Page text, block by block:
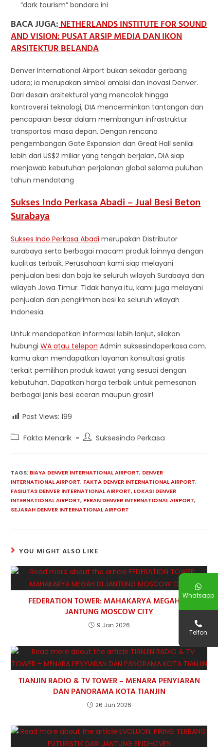
“dark tourism” bandara ini
BACA JUGA:NETHERLANDS INSTITUTE FOR SOUND
AND VISION: PUSAT ARSIP MEDIA DAN IKON
ARSITEKTUR BELANDA
Denver International Airport bukan sekadar gerbang
udara; ia merupakan simbol ambisi dan inovasi Denver.
Dari desain arsitektural yang mencolok hingga
kontroversi teknologi, DIA mencerminkan tantangan dan
pencapaian besar dalam membangun infrastruktur
transportasi masa depan. Dengan rencana
pengembangan Gate Expansion dan Great Hall senilai
lebih dari US$2 miliar yang tengah berjalan, DIA siap
menjawab kebutuhan perjalanan global selama puluhan
tahun mendatang
Sukses Indo Perkasa Abadi – Jual Besi Beton
Surabaya
Sukses Indo Perkasa Abadi merupakan Distributor
surabaya serta berbagai macam produk lainnya dengan
kualitas terbaik. Perusahaan kami siap melayani
penjualan besi dan baja ke seluruh wilayah Surabaya dan
wilayah Jawa Timur. Tidak hanya itu, kami juga melayani
penjualan dan pengiriman besi ke seluruh wilayah
Indonesia.
Untuk mendapatkan informasi lebih lanjut, silakan
hubungiWA atau telepon Admin suksesindoperkasa.com.
kamu akan mendapatkan layanan konsultasi gratis
terkait pemilihan produk kawat yang sesuai dengan
kebutuhan. Dapatkan harga terbaik untuk pemesanan
berbagai jenis besi eceran maupun grosir!
Post Views: 199
PostFakta Menarik
PostSuksesindo Perkasa
TAGS: BIAYA DENVER INTERNATIONAL AIRPORT, DENVER
INTERNATIONAL AIRPORT, FAKTA DENVER INTERNATIONAL AIRPORT,
FASILITAS DENVER INTERNATIONAL AIRPORT, LOKASI DENVER
INTERNATIONAL AIRPORT, PERAN DENVER INTERNATIONAL AIRPORT,
SEJARAH DENVER INTERNATIONAL AIRPORT
YOU MIGHT ALSO LIKE
FEDERATION TOWER: MAHAKARYA MEGAH DI
JANTUNG MOSCOW CITY
9 Jan 2026
TIANJIN RADIO & TV TOWER – MENARA PENYIARAN
DAN PANORAMA KOTA TIANJIN
26 Jun 2026
Whatsapp
Telfon